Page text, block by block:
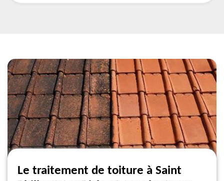
Le traitement de toiture à Saint